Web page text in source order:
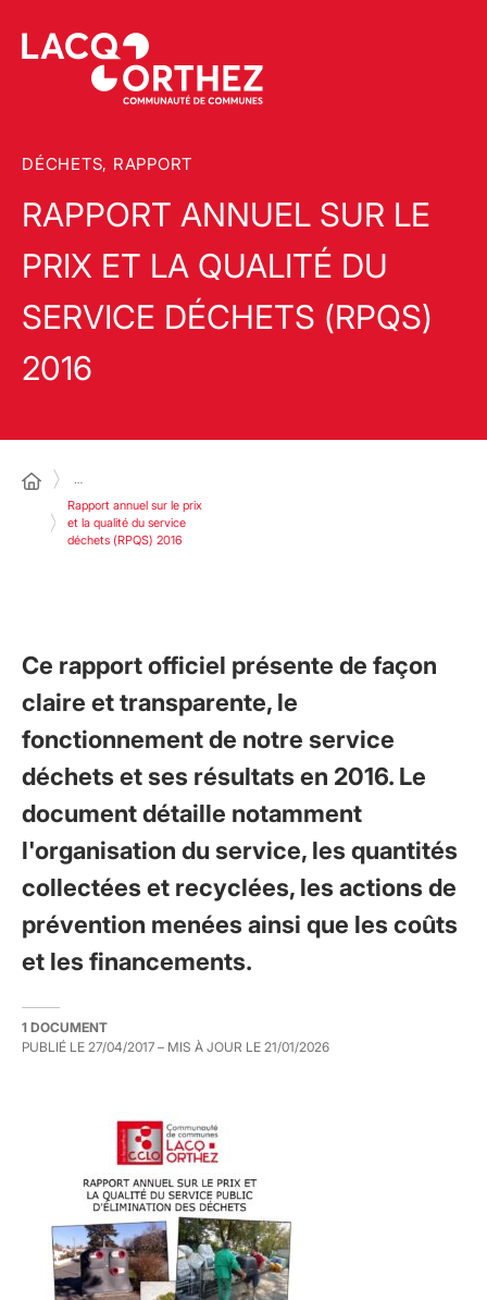
DÉCHETS, RAPPORT
RAPPORT ANNUEL SUR LE
PRIX ET LA QUALITÉ DU
SERVICE DÉCHETS (RPQS)
2016
…
Rapport annuel sur le prix
et la qualité du service
déchets (RPQS) 2016
Ce rapport officiel présente de façon
claire et transparente, le
fonctionnement de notre service
déchets et ses résultats en 2016. Le
document détaille notamment
l'organisation du service, les quantités
collectées et recyclées, les actions de
prévention menées ainsi que les coûts
et les financements.
1 DOCUMENT
PUBLIÉ LE 27/04/2017 – MIS À JOUR LE 21/01/2026